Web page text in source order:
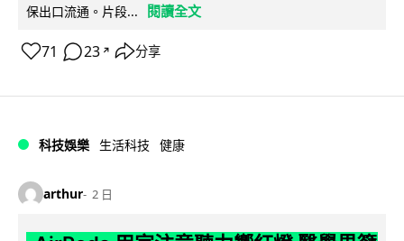
保出口流通。片段...
閱讀全文
71 23 ↗ 分享
科技娛樂 生活科技 健康
arthur 2 日